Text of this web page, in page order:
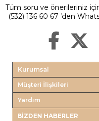
Tüm soru ve önerileriniz
(532) 136 60 67 ’den
Kurumsal
Müşteri İlişkileri
Yardım
BIZDEN HABERLER